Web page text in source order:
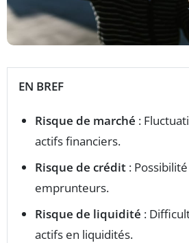
EN BREF
Risque de marché :
actifs financiers.
Risque de crédit :
emprunteurs.
Risque de liquidité :
actifs en liquidités.